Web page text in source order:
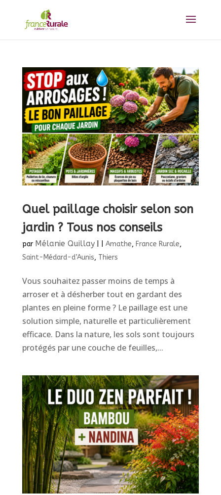
Quel paillage choisir selon son
jardin ? Tous nos conseils
par Mélanie Quillay| Amathe, France Rurale,
Saint-Médard-d’Aunis, Thiers
Vous souhaitez passer moins de temps à
arroser et à désherber tout en gardant des
plantes en pleine forme ? Le paillage est une
solution simple, naturelle et particulièrement
efficace. Dans la nature, les sols sont toujours
protégés par une couche de feuilles,...